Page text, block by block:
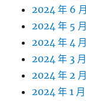
2024 年 6 月
2024 年 5 月
2024 年 4 月
2024 年 3 月
2024 年 2 月
2024 年 1 月